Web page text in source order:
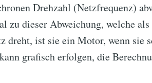
Drehzahl (Netzfrequenz)
zu dieser Abweichung, welche
dreht, ist sie ein Motor, wenn sie
kann grafisch erfolgen, die